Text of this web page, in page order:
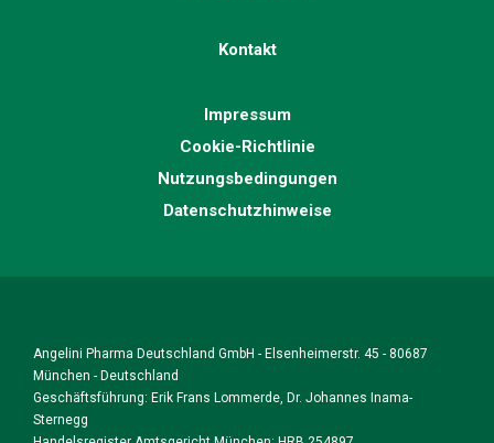
Kontakt
Impressum
Cookie-Richtlinie
Nutzungsbedingungen
Datenschutzhinweise
Angelini Pharma Deutschland GmbH - Elsenheimerstr. 45 - 80687
München - Deutschland
Geschäftsführung: Erik Frans Lommerde, Dr. Johannes Inama-
Sternegg